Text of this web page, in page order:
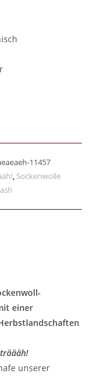
11457
, Sockenwolle
einer
unserer